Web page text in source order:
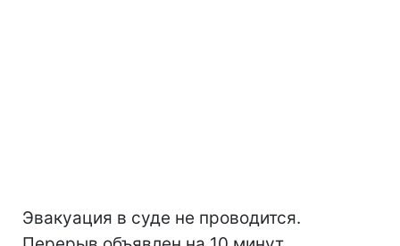
Эвакуация в суде не проводится.